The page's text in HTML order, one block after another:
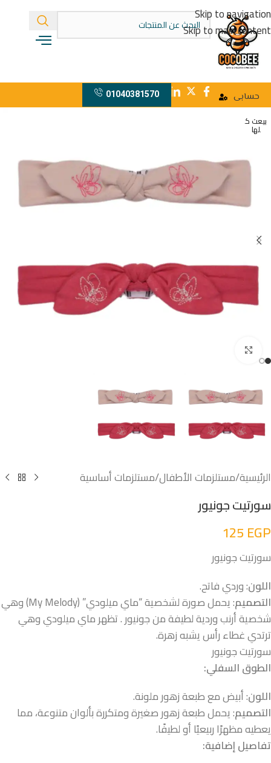
Skip to navigation
Skip to main content
حسابى 01040381570
بيعت ك
لها
الرئيسية/مستلزمات الأطفال/مستلزمات أساسية
سورتيت جونيور
125EGP
سورتيت جونيور
اللون: وردي فاتح.
التصميم
: يحمل صورة لشخصية “ماي ميلودي” (My Melody) وهي
شخصية أرنب وردية لطيفة من جونيور . تظهر ماي ميلودي وهي
ترتدي غطاء رأس يشبه زهرة.
سورتيت جونيور
الطوق السفلي:
اللون: أبيض مع طبعة زهور ملونة.
التصميم: يحمل طبعة زهور صغيرة ومتكررة بألوان متنوعة، مما
يعطيه مظهرًا ربيعيًا أو لطيفًا.
تفاصيل إضافية: